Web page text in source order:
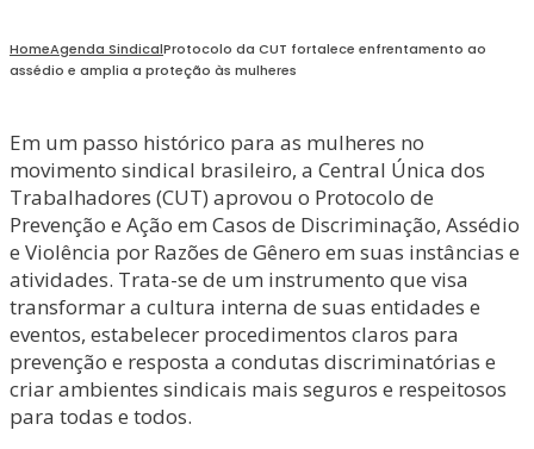
HomeAgenda SindicalProtocolo da CUT fortalece enfrentamento ao
assédio e amplia a proteção às mulheres
Em um passo histórico para as mulheres no
movimento sindical brasileiro, a Central Única dos
Trabalhadores (CUT) aprovou o Protocolo de
Prevenção e Ação em Casos de Discriminação, Assédio
e Violência por Razões de Gênero em suas instâncias e
atividades. Trata-se de um instrumento que visa
transformar a cultura interna de suas entidades e
eventos, estabelecer procedimentos claros para
prevenção e resposta a condutas discriminatórias e
criar ambientes sindicais mais seguros e respeitosos
para todas e todos.